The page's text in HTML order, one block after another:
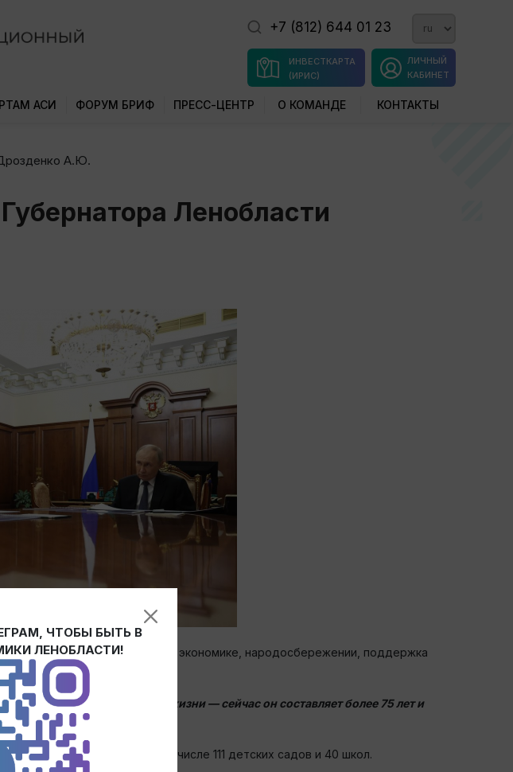
+7 (812) 644 01 23
ЛИЧНЫЙ
КАБИНЕТ
ИНВЕСТКАРТА
(ИРИС)
АСИ ФОРУМ БРИФ ПРЕСС-ЦЕНТР О КОМАНДЕ КОНТАКТЫ
А.Ю.
Ленобласти
региона: результаты в экономике, народосбережении, поддержка
рост продолжительности жизни — сейчас он составляет более 75 лет и
социальных объектов, в том числе 111 детских садов и 40 школ.
ЧТОБЫ БЫТЬ В
ЛЕНОБЛАСТИ!